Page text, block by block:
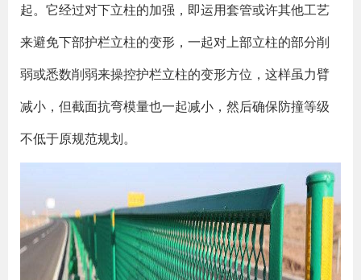
起。它经过对下立柱的加强，即运用套管或许其他工艺
来避免下部护栏立柱的变形，一起对上部立柱的部分削
弱或悉数削弱来操控护栏立柱的变形方位，这样虽力臂
减小，但截面抗弯模量也一起减小，然后确保防撞等级
不低于原规范规划。